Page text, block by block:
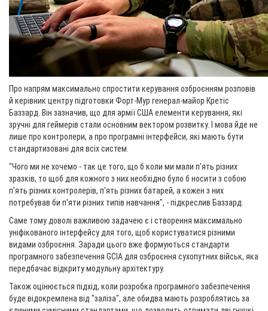
Про напрям максимально спростити керування озброєнням розповів
й керівник центру підготовки Форт-Мур генерал-майор Кретіс
Баззард. Він зазначив, що для армії США елементи керування, які
зручні для геймерів стали основним вектором розвитку. І мова йде не
лише про контролери, а про програмні інтерфейси, які мають бути
стандартизовані для всіх систем.
"Чого ми не хочемо - так це того, що б коли ми мали п'ять різних
зразків, то щоб для кожного з них необхідно було б носити з собою
п'ять різних контролерів, п'ять різних батарей, а кожен з них
потребував би п'яти різних типів навчання", - підкреслив Баззард.
Саме тому доволі важливою задачею є і створення максимально
уніфікованого інтерфейсу для того, щоб користуватися різними
видами озброєння. Заради цього вже формуються стандарти
програмного забезпечення GCIA для озброєння сухопутних військ, яка
передбачає відкриту модульну архітектуру.
Також оцінюється підхід, коли розробка програмного забезпечення
буде відокремлена від "заліза", але обидва мають розроблятись за